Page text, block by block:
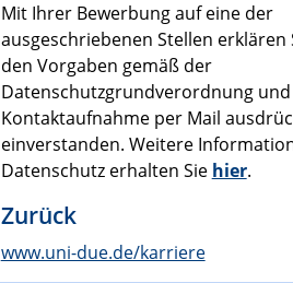
Mit Ihrer Bewerbung auf eine der
ausgeschriebenen Stellen erklären
den Vorgaben gemäß der
Datenschutzgrundverordnung
Kontaktaufnahme per Mail
einverstanden. Weitere
Datenschutz erhalten Sie hier.
Zurück
www.uni-due.de/karriere